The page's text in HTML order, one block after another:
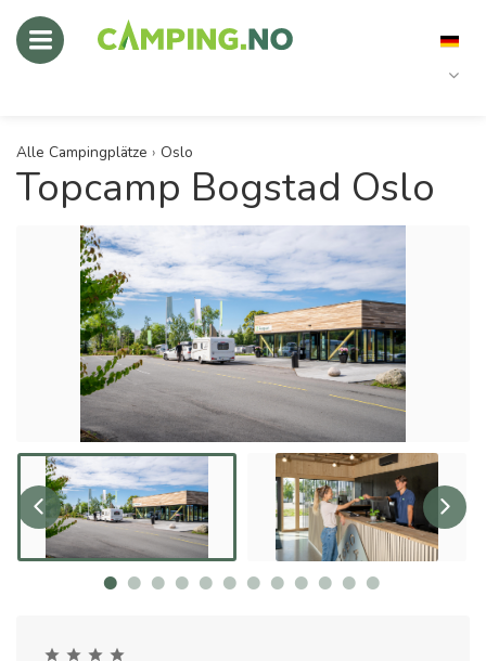
Alle Campingplätze › Oslo
Topcamp Bogstad Oslo